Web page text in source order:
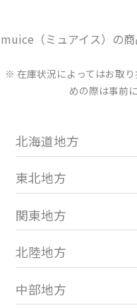
muice（ミュアイス）の
※ 在庫状況によってはお取
めの際は事前
北海道地方
東北地方
関東地方
北陸地方
中部地方